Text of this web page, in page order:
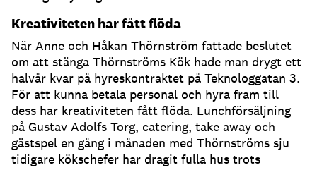
Kreativiteten har fått flöda
När Anne och Håkan Thörnström fattade beslutet
om att stänga Thörnströms Kök hade man drygt ett
halvår kvar på hyreskontraktet på Teknologgatan 3.
För att kunna betala personal och hyra fram till
dess har kreativiteten fått flöda. Lunchförsäljning
på Gustav Adolfs Torg, catering, take away och
gästspel en gång i månaden med Thörnströms sju
tidigare kökschefer har dragit fulla hus trots